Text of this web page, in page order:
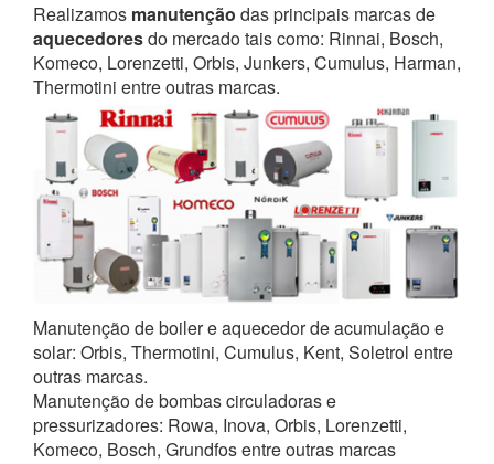
Realizamos manutenção das principais marcas de
aquecedoresdo mercado tais como: Rinnai, Bosch,
Komeco, Lorenzetti, Orbis, Junkers, Cumulus, Harman,
Thermotini entre outras marcas.
Manutenção de boiler e aquecedor de acumulação e
solar: Orbis, Thermotini, Cumulus, Kent, Soletrol entre
outras marcas.
Manutenção de bombas circuladoras e
pressurizadores: Rowa, Inova, Orbis, Lorenzetti,
Komeco, Bosch, Grundfos entre outras marcas